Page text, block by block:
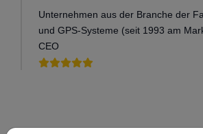
Unternehmen aus der Branche der
und GPS-Systeme (seit 1993 am
CEO